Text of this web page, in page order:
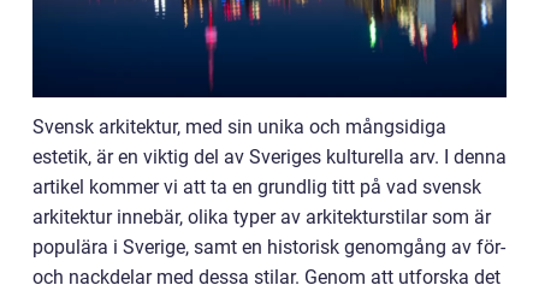
Svensk arkitektur, med sin unika och mångsidiga
estetik, är en viktig del av Sveriges kulturella arv. I denna
artikel kommer vi att ta en grundlig titt på vad svensk
arkitektur innebär, olika typer av arkitekturstilar som är
populära i Sverige, samt en historisk genomgång av för-
och nackdelar med dessa stilar. Genom att utforska det